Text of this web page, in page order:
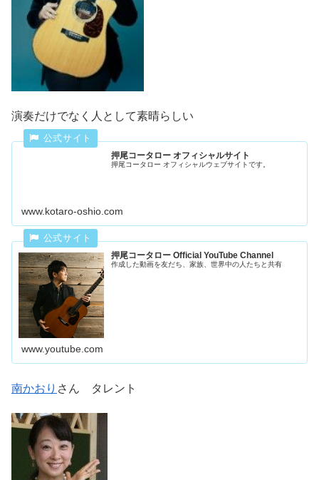
演奏だけでなく人として素晴らしい
押尾コータロー オフィシャルサイト
押尾コータロー オフィシャルウェブサイトです。
www.kotaro-oshio.com
押尾コータロー Official YouTube Channel
作成した動画を友だち、家族、世界中の人たちと共有
www.youtube.com
南かおり さん タレント